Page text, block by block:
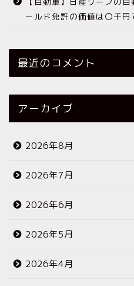
ールド免許の価値は〇千円
最近のコメント
アーカイブ
2026年8月
2026年7月
2026年6月
2026年5月
2026年4月